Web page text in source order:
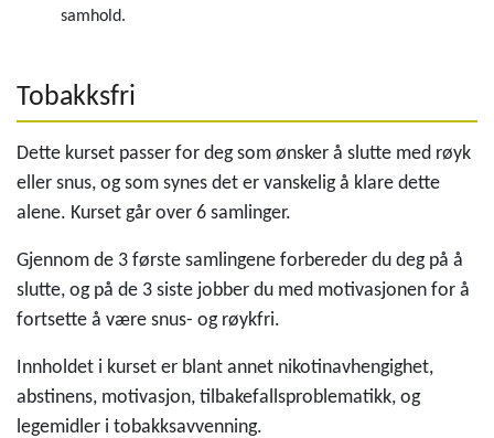
samhold.
Tobakksfri
Dette kurset passer for deg som ønsker å slutte med røyk
eller snus, og som synes det er vanskelig å klare dette
alene. Kurset går over 6 samlinger.
Gjennom de 3 første samlingene forbereder du deg på å
slutte, og på de 3 siste jobber du med motivasjonen for å
fortsette å være snus- og røykfri.
Innholdet i kurset er blant annet nikotinavhengighet,
abstinens, motivasjon, tilbakefallsproblematikk, og
legemidler i tobakksavvenning.